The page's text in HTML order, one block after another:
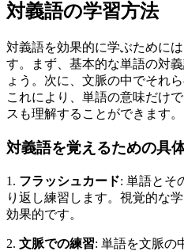
対義語の学習方法
対義語を効果的に学ぶために
す。まず、基本的な単語の対
ょう。次に、文脈の中でそれ
これにより、単語の意味だけ
スも理解することができます。
対義語を覚えるための具
1. フラッシュカード: 単語とそ
り返し練習します。視覚的な
効果的です。
2. 文脈での練習: 単語を文脈の